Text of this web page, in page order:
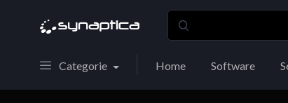
Categorie Home Software